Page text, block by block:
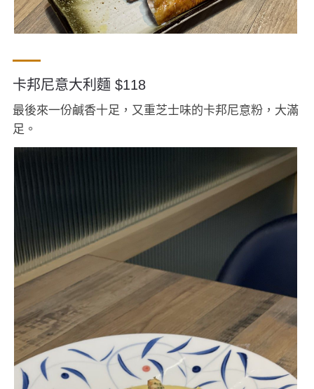
卡邦尼意大利麵 $118
最後來一份鹹香十足，又重芝士味的卡邦尼意粉，大滿
足。